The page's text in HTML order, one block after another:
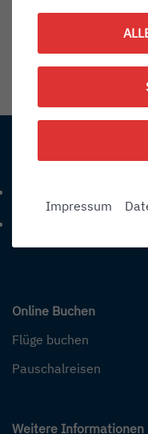
Kontakt
Telefonnummer: 4 9 0
Online Buchen
Flüge buchen
Pauschalreisen
Weitere Informationen
Impressum